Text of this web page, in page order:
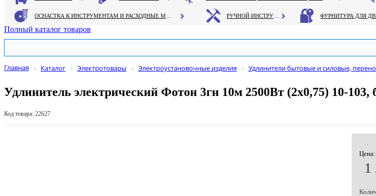
Полный каталог товаров
Главная Каталог Электротовары Электроустановочные изделия Удлинители бытовые и силовые,
Удлинитель электрический Фотон 3гн 10м 2500Вт (2х0,75) 10-103,
Код товара: 22627
Цена:
1